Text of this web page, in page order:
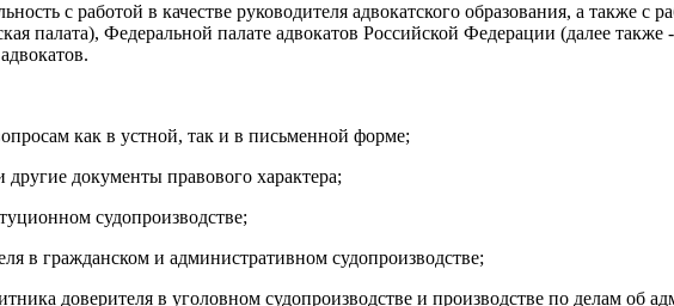
с работой в качестве руководителя адвокатского образования, а также с
палата), Федеральной палате адвокатов Российской Федерации (далее
как в устной, так и в письменной форме;
другие документы правового характера;
судопроизводстве;
в гражданском и административном судопроизводстве;
доверителя в уголовном судопроизводстве и производстве по делам об